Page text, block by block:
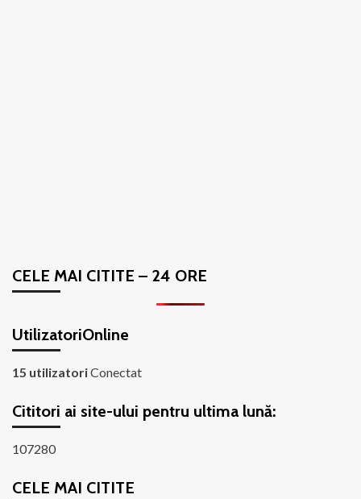
CELE MAI CITITE – 24 ORE
UtilizatoriOnline
15 utilizatoriConectat
Cititori ai site-ului pentru ultima lună:
107280
CELE MAI CITITE